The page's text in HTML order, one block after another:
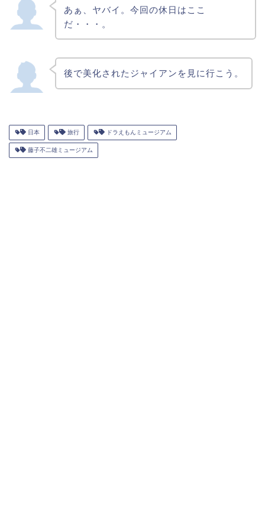
あぁ、ヤバイ。今回の休日はここ
だ・・・。
後で美化されたジャイアンを見に行こう。
日本 旅行 ドラえもんミュージアム
藤子不二雄ミュージアム